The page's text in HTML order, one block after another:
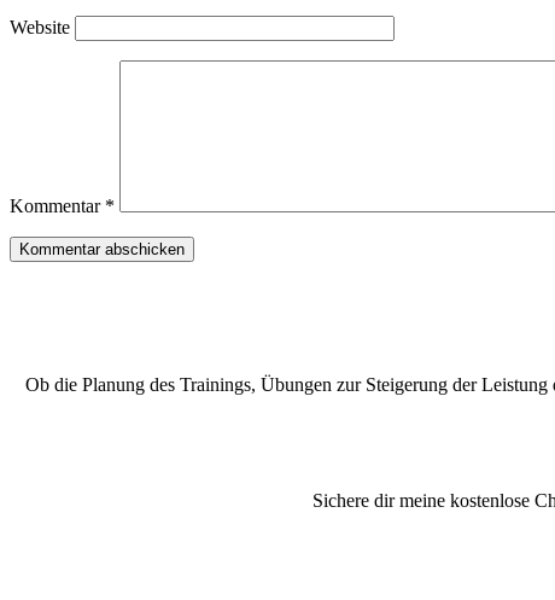
Website
Kommentar *
Ob die Planung des Trainings, Übungen zur Steigerung der
Sichere dir meine kostenlose